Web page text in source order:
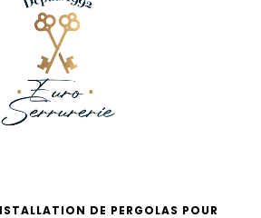
DE PERGOLAS POUR